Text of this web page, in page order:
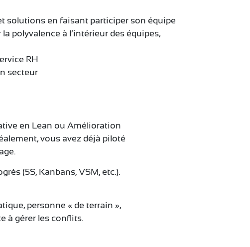
solutions en faisant participer son équipe
polyvalence à l’intérieur des équipes,
RH
secteur
en Lean ou Amélioration
vous avez déjà piloté
(5S, Kanbans, VSM, etc.).
personne « de terrain »,
à gérer les conflits.